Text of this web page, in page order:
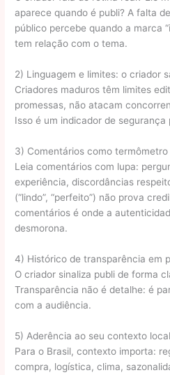
aparece quando é publi? A falta
público percebe quando a marca
tem relação com o tema.
2) Linguagem e limites: o criador
Criadores maduros têm limites
promessas, não atacam
Isso é um indicador de segurança
3) Comentários como
Leia comentários com lupa:
experiência, discordâncias
(“lindo”, “perfeito”) não prova
comentários é onde a
desmorona.
4) Histórico de transparência em
O criador sinaliza publi de forma
Transparência não é detalhe: é
com a audiência.
5) Aderência ao seu contexto
Para o Brasil, contexto importa:
compra, logística, clima,